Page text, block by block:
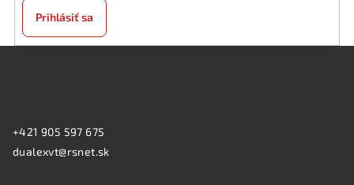
Prihlásiť sa
+421 905 597 675
dualexvt@rsnet.sk